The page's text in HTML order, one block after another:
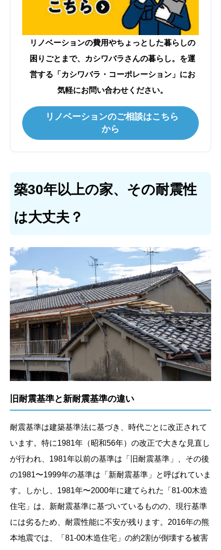
リノベーションの費用やちょっとした暮らしの
困りごとまで、カシワバラさんの暮らし。を運
営する「カシワバラ・コーポレーション」にお
気軽にお問い合わせください。
リノベーションのご相談はこちら
から
築30年以上の家、その耐震性
は大丈夫？
旧耐震基準と新耐震基準の違い
耐震基準は建築基準法に基づき、時代ごとに改正されて
います。特に1981年（昭和56年）の改正で大きな見直し
が行われ、1981年以前の基準は「旧耐震基準」、その後
の1981〜1999年の基準は「新耐震基準」と呼ばれていま
す。しかし、1981年〜2000年に建てられた「81-00木造
住宅」は、新耐震基準に基づいているものの、現行基準
には劣るため、耐震性能に不安が残ります。2016年の熊
本地震では、「81-00木造住宅」の約2割が倒壊する被害